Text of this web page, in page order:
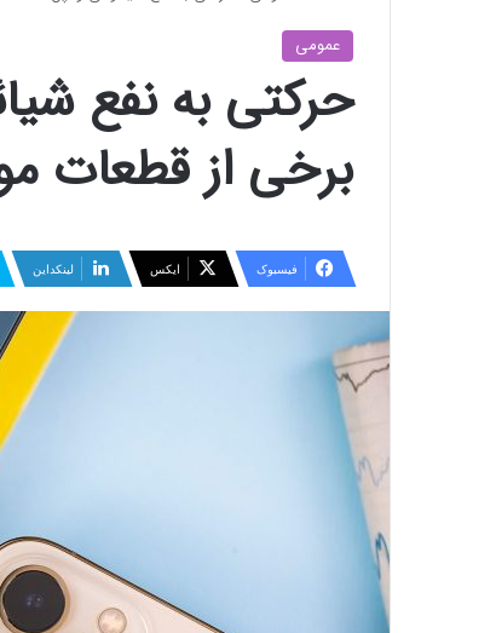
عمومی
حرکتی به نفع
برخی از قطعات
فیسبوک ایکس لینکداین